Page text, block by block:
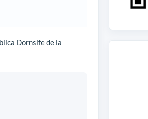
Dornsife de la